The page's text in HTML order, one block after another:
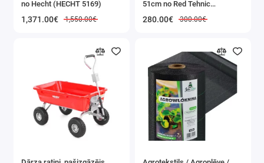
laikā.
Tehniskie dati:
Soļu skaits: 10
Maksimālais darba
no Hecht (HECHT 5169)
1,371.00€ 1,550.00€
51cm no Red Tehnic
280.00€ 300.00€